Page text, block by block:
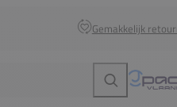
Gemakkelijk
Zoeken